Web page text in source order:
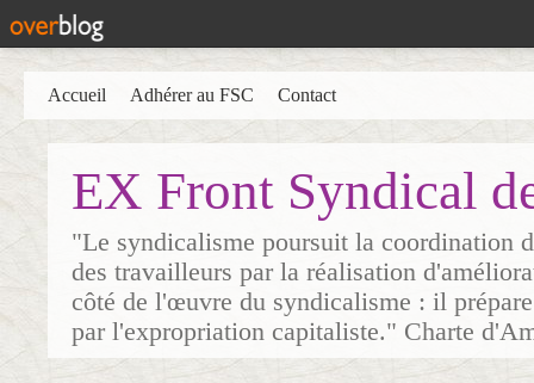
EX Front Syndical
"Le syndicalisme poursuit la coordination
des travailleurs par la réalisation
côté de l'œuvre du syndicalisme : il
par l'expropriation capitaliste." Charte
Accueil Adhérer au FSC Contact